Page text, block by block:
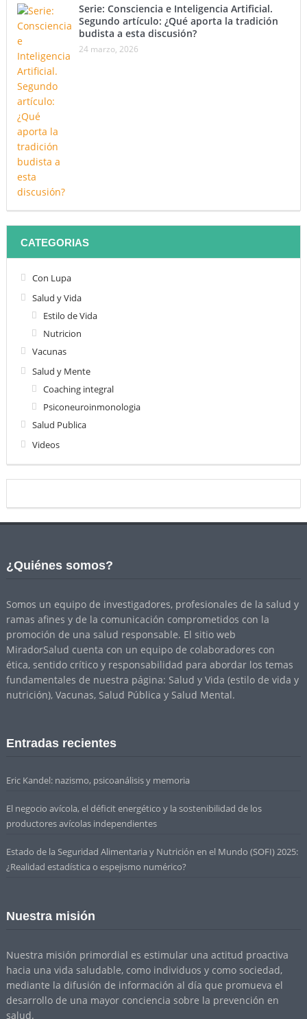
Serie: Consciencia e Inteligencia Artificial.
Segundo artículo: ¿Qué aporta la tradición
budista a esta discusión?
24 marzo, 2026
CATEGORIAS
Con Lupa
Salud y Vida
Estilo de Vida
Nutricion
Vacunas
Salud y Mente
Coaching integral
Psiconeuroinmonologia
Salud Publica
Videos
¿Quiénes somos?
Somos un equipo de investigadores, profesionales de la salud y
ramas afines y de la comunicación comprometidos con la
promoción de una salud responsable. El sitio web
MiradorSalud cuenta con un equipo de colaboradores con
ética, sentido crítico y responsabilidad para abordar los temas
fundamentales de nuestra página: Salud y Vida (estilo de vida y
nutrición), Vacunas, Salud Pública y Salud Mental.
Entradas recientes
Eric Kandel: nazismo, psicoanálisis y memoria
El negocio avícola, el déficit energético y la sostenibilidad de los
productores avícolas independientes
Estado de la Seguridad Alimentaria y Nutrición en el Mundo (SOFI) 2025:
¿Realidad estadística o espejismo numérico?
Nuestra misión
Nuestra misión primordial es estimular una actitud proactiva
hacia una vida saludable, como individuos y como sociedad,
mediante la difusión de información al día que promueva el
desarrollo de una mayor conciencia sobre la prevención en
salud.